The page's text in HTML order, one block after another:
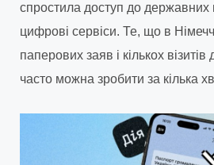
спростила доступ до державних
цифрові сервіси. Те, що в
паперових заяв і кількох візитів
часто можна зробити за кілька